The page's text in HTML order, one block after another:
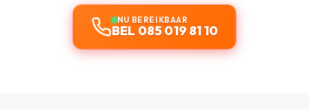
NU BEREIKBAAR
BEL 085 019 81 10